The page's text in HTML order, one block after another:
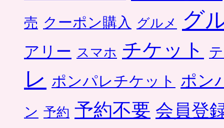
売 クーポン購入 グルメ グ
アリー スマホ チケット
レ ポンパレチケット ポン
ン 予約 予約不要 会員登